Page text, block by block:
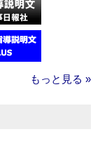
もっと見る »